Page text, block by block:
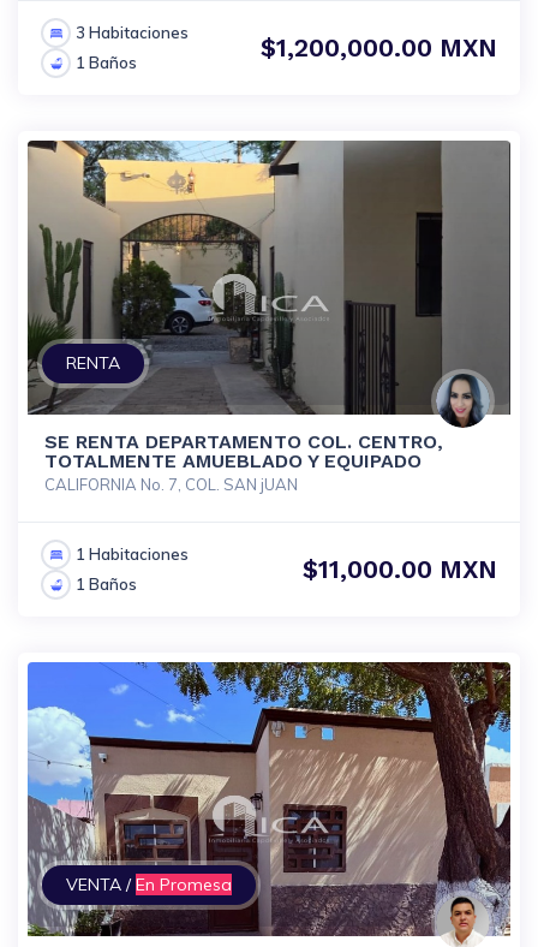
3 Habitaciones
1 Baños
$1,200,000.00 MXN
RENTA
SE RENTA DEPARTAMENTO COL. CENTRO,
TOTALMENTE AMUEBLADO Y EQUIPADO
CALIFORNIA No. 7, COL. SAN jUAN
1 Habitaciones
1 Baños
$11,000.00 MXN
VENTA /En Promesa